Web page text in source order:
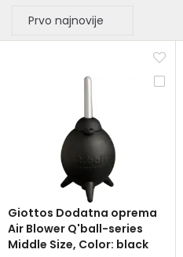
Giottos Dodatna oprema
Air Blower Q'ball-series
Middle Size, Color: black